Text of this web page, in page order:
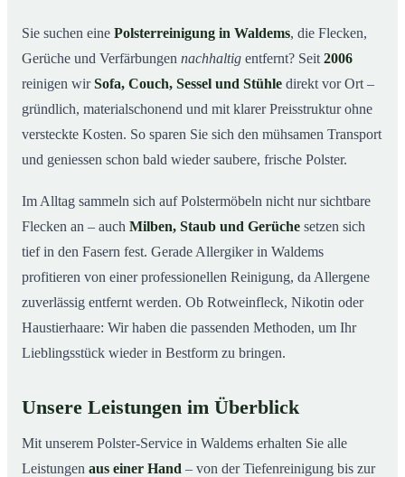
03So arbeiten wir
04Warum Mr. Cleaner in Waldems?
05Polsterreinigung in Waldems und Umgebung
Verwandte Leistungen (für mehr Sauberkeit im
Verbund)
08Jetzt kostenloses Angebot einholen
09So läuft eine professionelle Polsterreinigung in
Waldems ab
Sie suchen eine Polsterreinigung in Waldems, die Flecken,
Gerüche und Verfärbungen nachhaltig entfernt? Seit 2006
reinigen wirSofa, Couch, Sessel und Stühle direkt vor Ort –
gründlich, materialschonend und mit klarer Preisstruktur ohne
versteckte Kosten. So sparen Sie sich den mühsamen Transport
und geniessen schon bald wieder saubere, frische Polster.
Im Alltag sammeln sich auf Polstermöbeln nicht nur sichtbare
Flecken an – auch Milben, Staub und Gerüche setzen sich
tief in den Fasern fest. Gerade Allergiker in Waldems
profitieren von einer professionellen Reinigung, da Allergene
zuverlässig entfernt werden. Ob Rotweinfleck, Nikotin oder
Haustierhaare: Wir haben die passenden Methoden, um Ihr
Lieblingsstück wieder in Bestform zu bringen.
Unsere Leistungen im Überblick
Mit unserem Polster-Service in Waldems erhalten Sie alle
Leistungen aus einer Hand – von der Tiefenreinigung bis zur